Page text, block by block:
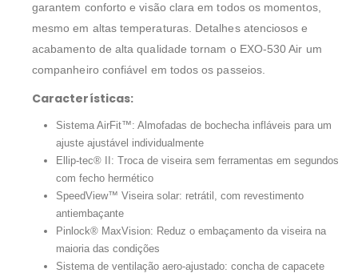
garantem conforto e visão clara em todos os momentos,
mesmo em altas temperaturas. Detalhes atenciosos e
acabamento de alta qualidade tornam o EXO-530 Air um
companheiro confiável em todos os passeios.
Características:
Sistema AirFit™: Almofadas de bochecha infláveis para um
ajuste ajustável individualmente
Ellip-tec® II: Troca de viseira sem ferramentas em segundos
com fecho hermético
SpeedView™ Viseira solar: retrátil, com revestimento
antiembaçante
Pinlock® MaxVision: Reduz o embaçamento da viseira na
maioria das condições
Sistema de ventilação aero-ajustado: concha de capacete